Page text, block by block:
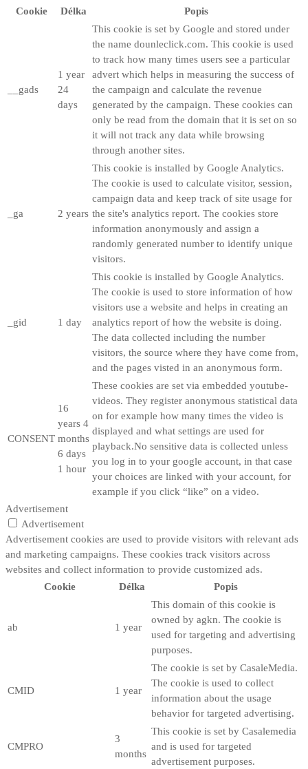
Cookie
Délka Popis
__gads
1 year
24
days
This cookie is set by Google and stored under
the name dounleclick.com. This cookie is used
to track how many times users see a particular
advert which helps in measuring the success of
the campaign and calculate the revenue
generated by the campaign. These cookies can
only be read from the domain that it is set on so
it will not track any data while browsing
through another sites.
_ga 2 years
This cookie is installed by Google Analytics.
The cookie is used to calculate visitor, session,
campaign data and keep track of site usage for
the site's analytics report. The cookies store
information anonymously and assign a
randomly generated number to identify unique
visitors.
_gid 1 day
This cookie is installed by Google Analytics.
The cookie is used to store information of how
visitors use a website and helps in creating an
analytics report of how the website is doing.
The data collected including the number
visitors, the source where they have come from,
and the pages visted in an anonymous form.
CONSENT
16
years 4
months
6 days
1 hour
These cookies are set via embedded youtube-
videos. They register anonymous statistical data
on for example how many times the video is
displayed and what settings are used for
playback.No sensitive data is collected unless
you log in to your google account, in that case
your choices are linked with your account, for
example if you click “like” on a video.
Advertisement
Advertisement
Advertisement cookies are used to provide visitors with relevant ads
and marketing campaigns. These cookies track visitors across
websites and collect information to provide customized ads.
Cookie
Délka Popis
ab 1 year
This domain of this cookie is
owned by agkn. The cookie is
used for targeting and advertising
purposes.
CMID 1 year
The cookie is set by CasaleMedia.
The cookie is used to collect
information about the usage
behavior for targeted advertising.
CMPRO
3
months
This cookie is set by Casalemedia
and is used for targeted
advertisement purposes.